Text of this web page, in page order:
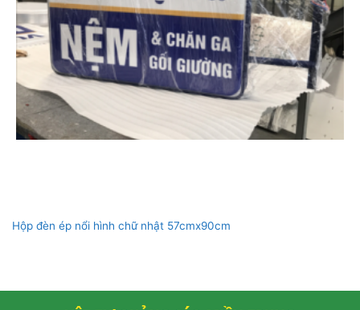
Hộp đèn ép nổi hình chữ nhật 57cmx90cm